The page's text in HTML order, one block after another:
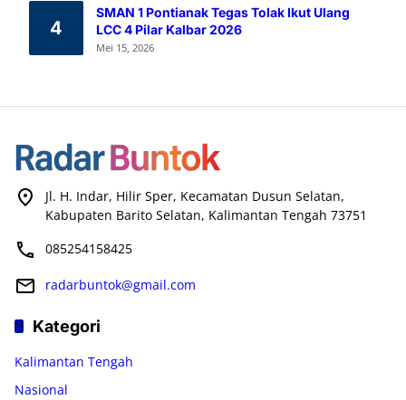
4
SMAN 1 Pontianak Tegas Tolak Ikut Ulang
LCC 4 Pilar Kalbar 2026
Mei 15, 2026
Jl. H. Indar, Hilir Sper, Kecamatan Dusun Selatan,
Kabupaten Barito Selatan, Kalimantan Tengah 73751
085254158425
radarbuntok@gmail.com
Kategori
Kalimantan Tengah
Nasional